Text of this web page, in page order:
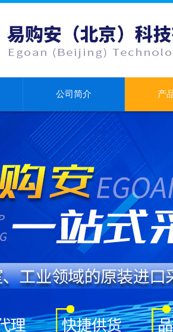
公司简介 产